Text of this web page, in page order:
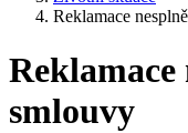
Reklamace
smlouvy